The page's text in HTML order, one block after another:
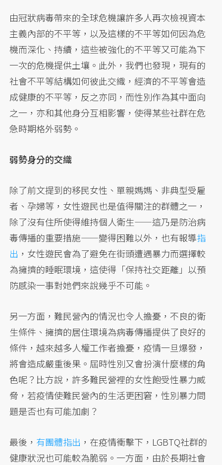
由冠狀病毒帶來的全球危機讓許多人再次檢視資本
主義內部的不平等，以及這樣的不平等如何因為危
機而深化、持續，這些被強化的不平等又可能為下
一次的危機提供土壤。此外，我們也發現，現有的
社會不平等結構如何彼此交織，經濟的不平等會造
成健康的不平等，反之亦同，而性別作為其中面向
之一，亦和其他身分互相影響，使得某些社群在危
急時期格外弱勢。
弱勢身分的交織
除了前文提到的移民女性、單親媽媽、非典型受雇
者、孕婦等，女性遊民也是值得關注的群體之一，
除了沒有住所使得維持個人衛生——這乃是防治病
毒傳播的重要措施——變得困難以外，也有報導指
出 ，女性遊民會為了避免在街頭遭遇暴力而選擇較
為擁擠的睡眠環境，這使得「保持社交距離」以預
防感染一事對她們來說幾乎不可能。
另一方面，難民營內的情況也令人擔憂，不良的衛
生條件、擁擠的居住環境為病毒傳播提供了良好的
條件，越來越多人權工作者擔憂，疫情一旦爆發，
將會造成嚴重後果。屆時性別又會扮演什麼樣的角
色呢？比方說，許多難民營裡的女性飽受性暴力威
脅，若疫情使難民營內的生活更困窘，性別暴力問
題是否也有可能加劇？
最後， 有團體指出 ，在疫情衝擊下，LGBTQ社群的
健康狀況也可能較為脆弱。一方面，由於長期社會